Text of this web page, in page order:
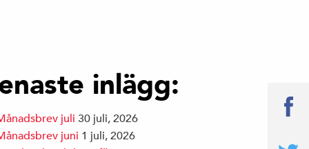
inlägg:
juli 30 juli, 2026
juni 1 juli, 2026